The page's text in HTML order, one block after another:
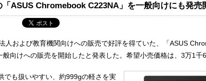
「ASUS Chromebook C223NA」を一般向けにも発売
人および教育機関向けへの販売で好評を得ていた、「ASUS
向けへの販売を開始したと発表した。希望小売価格は、3万1千
でも扱いやすい、約999gの軽さを実